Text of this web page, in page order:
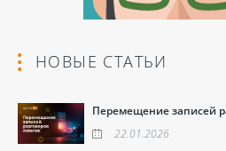
НОВЫЕ СТАТЬИ
Перемещение записей
22.01.2026